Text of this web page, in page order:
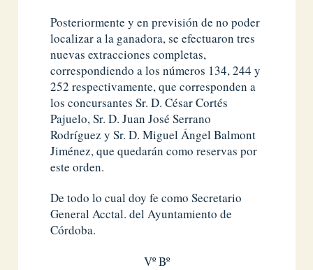
Posteriormente y en previsión de no poder
localizar a la ganadora, se efectuaron tres
nuevas extracciones completas,
correspondiendo a los números 134, 244 y
252 respectivamente, que corresponden a
los concursantes Sr. D. César Cortés
Pajuelo, Sr. D. Juan José Serrano
Rodríguez y Sr. D. Miguel Ángel Balmont
Jiménez, que quedarán como reservas por
este orden.
De todo lo cual doy fe como Secretario
General Acctal. del Ayuntamiento de
Córdoba.
Vº Bº